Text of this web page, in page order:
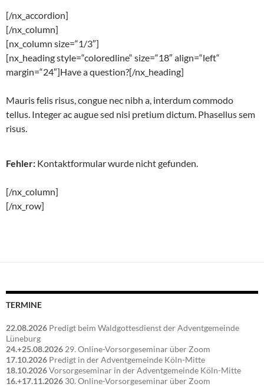
[/nx_accordion]
[/nx_column]
[nx_column size=“1/3″]
[nx_heading style=“coloredline“ size=“18″ align=“left“
margin=“24″]Have a question?[/nx_heading]
Mauris felis risus, congue nec nibh a, interdum commodo
tellus. Integer ac augue sed nisi pretium dictum. Phasellus sem
risus.
Fehler: Kontaktformular wurde nicht gefunden.
[/nx_column]
[/nx_row]
TERMINE
22.08.2026 Predigt beim Waldgottesdienst der Adventgemeinde
Lüneburg
24.+25.08.2026 29. Online-Vorsorgeseminar über Zoom
17.10.2026 Predigt in der Adventgemeinde Köln-Mitte
18.10.2026Vorsorgeseminar in der Adventgemeinde Köln-Mitte
16.+17.11.2026 30. Online-Vorsorgeseminar über Zoom